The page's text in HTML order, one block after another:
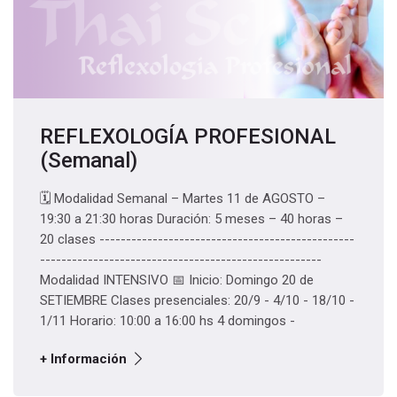
REFLEXOLOGÍA PROFESIONAL
(Semanal)
🗓️ Modalidad Semanal – Martes 11 de AGOSTO –
19:30 a 21:30 horas Duración: 5 meses – 40 horas –
20 clases ------------------------------------------------
-----------------------------------------------------
Modalidad INTENSIVO 📅 Inicio: Domingo 20 de
SETIEMBRE Clases presenciales: 20/9 - 4/10 - 18/10 -
1/11 Horario: 10:00 a 16:00 hs 4 domingos -
+ Información